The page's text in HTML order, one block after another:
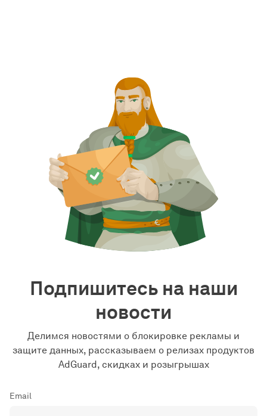
Подпишитесь на наши
новости
Делимся новостями о блокировке рекламы и
защите данных, рассказываем о релизах продуктов
AdGuard, скидках и розыгрышах
Email